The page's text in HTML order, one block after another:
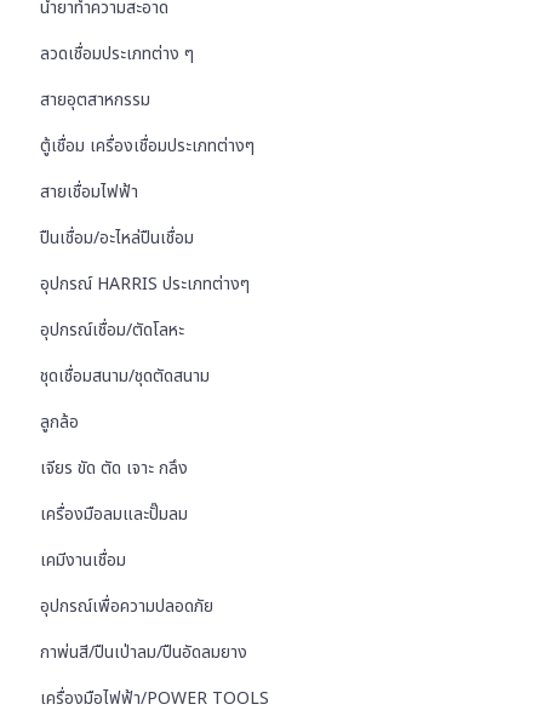
น้ำยาทำความสะอาด
ลวดเชื่อมประเภทต่าง ๆ
สายอุตสาหกรรม
ตู้เชื่อม เครื่องเชื่อมประเภทต่างๆ
สายเชื่อมไฟฟ้า
ปืนเชื่อม/อะไหล่ปืนเชื่อม
อุปกรณ์ HARRIS ประเภทต่างๆ
อุปกรณ์เชื่อม/ตัดโลหะ
ชุดเชื่อมสนาม/ชุดตัดสนาม
ลูกล้อ
เจียร ขัด ตัด เจาะ กลึง
เครื่องมือลมและปั๊มลม
เคมีงานเชื่อม
อุปกรณ์เพื่อความปลอดภัย
กาพ่นสี/ปืนเป่าลม/ปืนอัดลมยาง
เครื่องมือไฟฟ้า/POWER TOOLS